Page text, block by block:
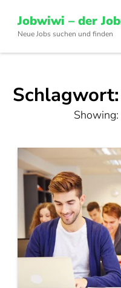
content
(Press
Jobwiwi – der
Neue Jobs suchen und finden
Schlagwort: